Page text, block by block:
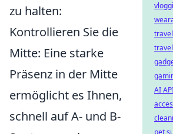
zu halten:
Kontrollieren Sie die
Mitte: Eine starke
Präsenz in der Mitte
ermöglicht es Ihnen,
schnell auf A- und B-
AI
pet